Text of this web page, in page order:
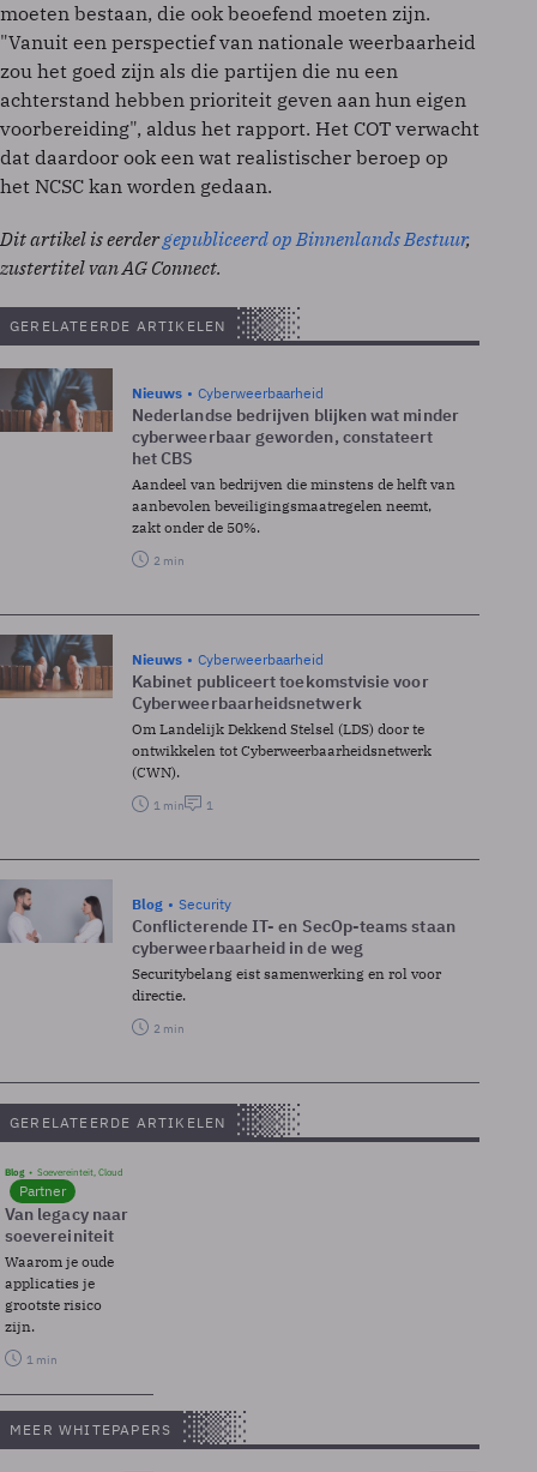
moeten bestaan, die ook beoefend moeten zijn.
"Vanuit een perspectief van nationale weerbaarheid
zou het goed zijn als die partijen die nu een
achterstand hebben prioriteit geven aan hun eigen
voorbereiding", aldus het rapport. Het COT verwacht
dat daardoor ook een wat realistischer beroep op
het NCSC kan worden gedaan.
Dit artikel is eerdergepubliceerd op Binnenlands Bestuur,
zustertitel van AG Connect.
GERELATEERDE ARTIKELEN
Nieuws Cyberweerbaarheid
Nederlandse bedrijven blijken wat minder
cyberweerbaar geworden, constateert
het CBS
Aandeel van bedrijven die minstens de helft van
aanbevolen beveiligingsmaatregelen neemt,
zakt onder de 50%.
2 min
Nieuws Cyberweerbaarheid
Kabinet publiceert toekomstvisie voor
Cyberweerbaarheidsnetwerk
Om Landelijk Dekkend Stelsel (LDS) door te
ontwikkelen tot Cyberweerbaarheidsnetwerk
(CWN).
1 min 1
Blog Security
Conflicterende IT- en SecOp-teams staan
cyberweerbaarheid in de weg
Securitybelang eist samenwerking en rol voor
directie.
2 min
GERELATEERDE ARTIKELEN
Blog Soevereinteit, Cloud
Partner
Van legacy naar
soevereiniteit
Waarom je oude
applicaties je
grootste risico
zijn.
1 min
MEER WHITEPAPERS